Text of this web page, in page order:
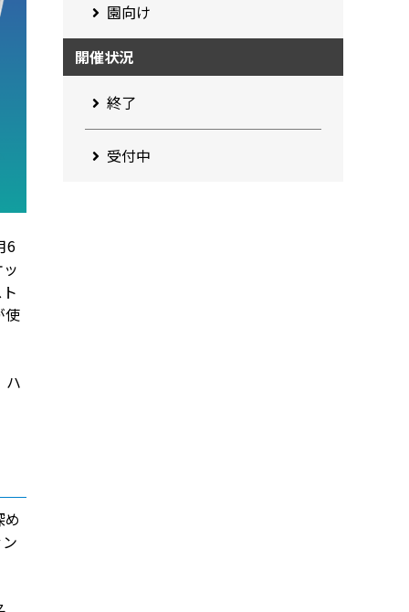
6
使
ハ
園向け
開催状況
終了
受付中